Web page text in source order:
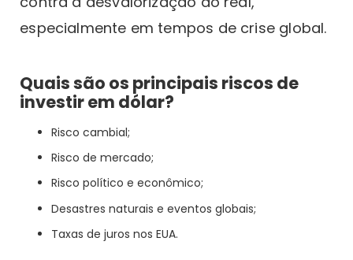
especialmente em tempos de crise global.
Quais são os principais riscos de
investir em dólar?
Risco cambial;
Risco de mercado;
Risco político e econômico;
Desastres naturais e eventos globais;
Taxas de juros nos EUA.